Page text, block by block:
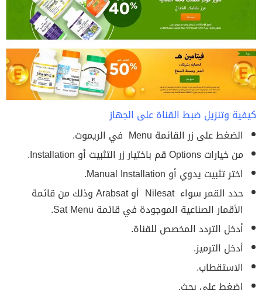
كيفية وتنزيل ضبط القناة على الجهاز
الضغط على زر القائمة Menu في الريموت.
من خيارات Options قم باختيار زر التثبيت أو Installation.
اختر تثبيت يدوي أو Manual Installation.
حدد القمر سواء Nilesat أو Arabsat وذلك من قائمة
الأقمار الصناعية الموجودة في قائمة Sat Menu.
أدخل التردد المخصص للقناة.
أدخل الترميز.
الاستقطاب.